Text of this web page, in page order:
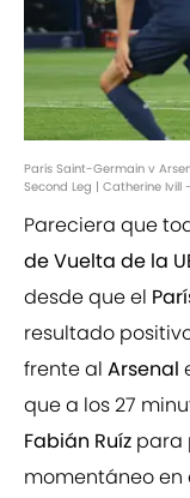
Paris Saint-Germain v
Second Leg | Catherine
Pareciera que
de Vuelta de la
desde que el
resultado
frente al Arsenal
que a los 27
Fabián Ruíz para
momentáneo en